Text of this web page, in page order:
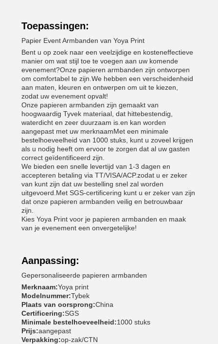
Toepassingen:
Papier Event Armbanden van Yoya Print
Bent u op zoek naar een veelzijdige en kosteneffectieve
manier om wat stijl toe te voegen aan uw komende
evenement?Onze papieren armbanden zijn ontworpen
om comfortabel te zijn.We hebben een verscheidenheid
aan maten, kleuren en ontwerpen om uit te kiezen,
zodat uw evenement opvalt!
Onze papieren armbanden zijn gemaakt van
hoogwaardig Tyvek materiaal, dat hittebestendig,
waterdicht en zeer duurzaam is.en kan worden
aangepast met uw merknaamMet een minimale
bestelhoeveelheid van 1000 stuks, kunt u zoveel krijgen
als u nodig heeft om ervoor te zorgen dat al uw gasten
correct geïdentificeerd zijn.
We bieden een snelle levertijd van 1-3 dagen en
accepteren betaling via TT/VISA/ACP.zodat u er zeker
van kunt zijn dat uw bestelling snel zal worden
uitgevoerd.Met SGS-certificering kunt u er zeker van zijn
dat onze papieren armbanden veilig en betrouwbaar
zijn.
Kies Yoya Print voor je papieren armbanden en maak
van je evenement een onvergetelijke!
Aanpassing:
Gepersonaliseerde papieren armbanden
Merknaam:Yoya print
Modelnummer:Tybek
Plaats van oorsprong:China
Certificering:SGS
Minimale bestelhoeveelheid:1000 stuks
Prijs:aangepast
Verpakking:op-zak/CTN